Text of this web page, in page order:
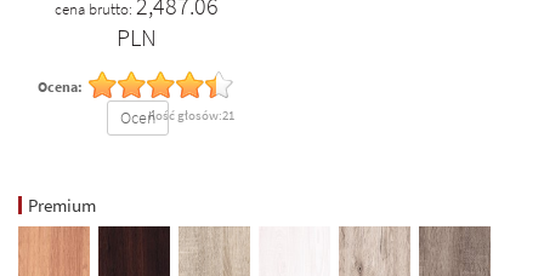
cena brutto:
PLN
Ocena:
Ilość głosów:21
Oceń
Premium